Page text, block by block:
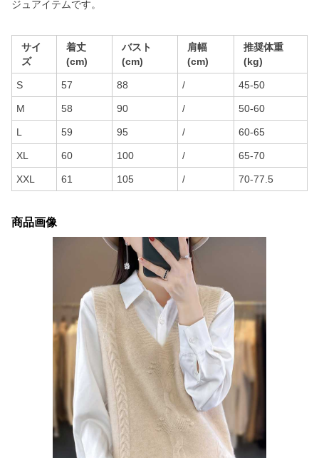
ジュアイテムです。
サイ
ズ
着丈
(cm)
バスト
(cm)
肩幅
(cm)
推奨体重
(kg)
S 57 88 / 45-50
M 58 90 / 50-60
L 59 95 / 60-65
XL 60 100 / 65-70
XXL 61 105 / 70-77.5
商品画像